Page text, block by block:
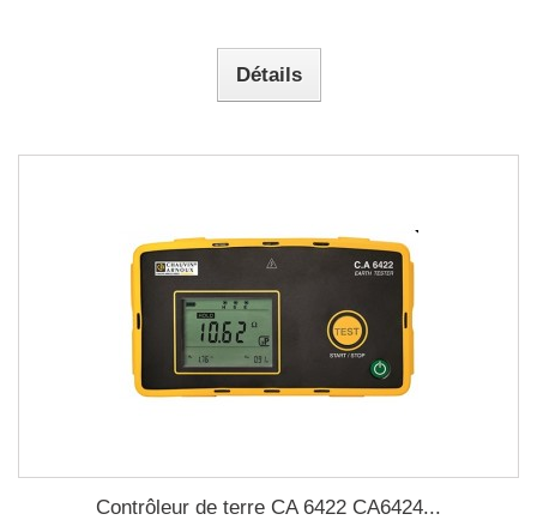
Détails
Contrôleur de terre CA 6422 CA6424...